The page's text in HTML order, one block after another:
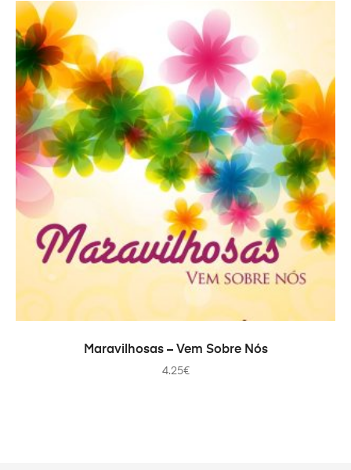
AÑADIR AL CARRITO
Maravilhosas – Vem Sobre Nós
4.25€